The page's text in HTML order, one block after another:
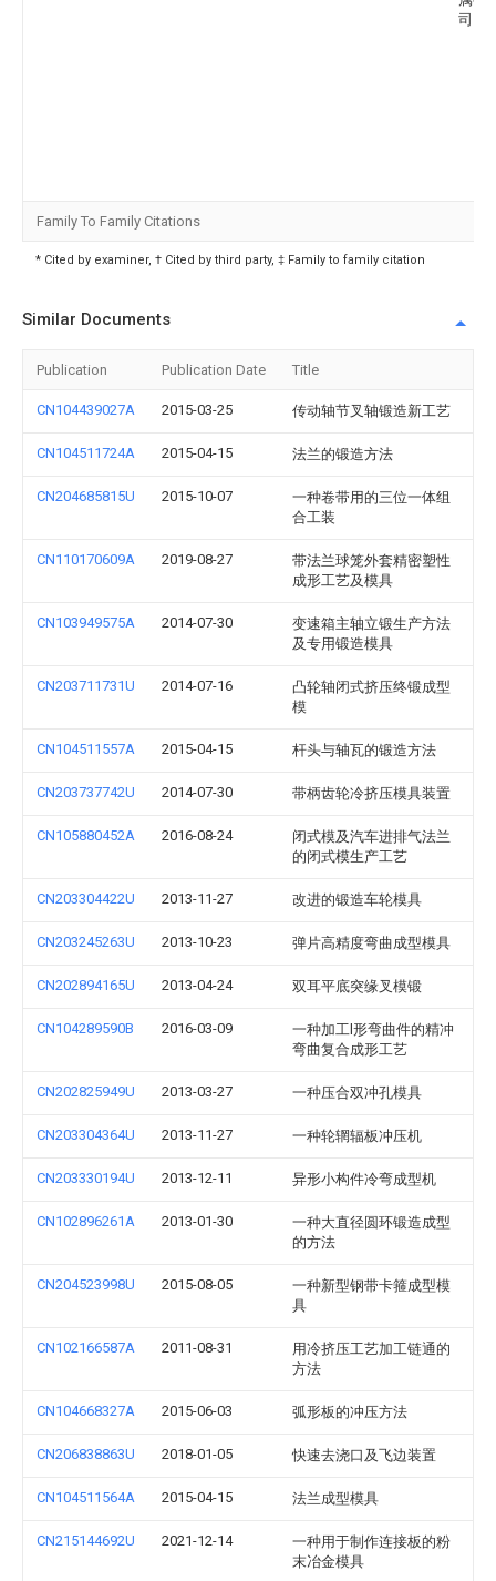
司
Family To Family Citations
* Cited by examiner, † Cited by third party, ‡ Family to family citation
Similar Documents
Publication Publication Date Title
CN104439027A 2015-03-25 传动轴节叉轴锻造新工艺
CN104511724A 2015-04-15 法兰的锻造方法
CN204685815U 2015-10-07
一种卷带用的三位一体组
合工装
CN110170609A 2019-08-27
带法兰球笼外套精密塑性
成形工艺及模具
CN103949575A 2014-07-30
变速箱主轴立锻生产方法
及专用锻造模具
CN203711731U 2014-07-16
凸轮轴闭式挤压终锻成型
模
CN104511557A 2015-04-15 杆头与轴瓦的锻造方法
CN203737742U 2014-07-30 带柄齿轮冷挤压模具装置
CN105880452A 2016-08-24
闭式模及汽车进排气法兰
的闭式模生产工艺
CN203304422U 2013-11-27 改进的锻造车轮模具
CN203245263U 2013-10-23 弹片高精度弯曲成型模具
CN202894165U 2013-04-24 双耳平底突缘叉模锻
CN104289590B 2016-03-09
一种加工l形弯曲件的精冲
弯曲复合成形工艺
CN202825949U 2013-03-27 一种压合双冲孔模具
CN203304364U 2013-11-27 一种轮辋辐板冲压机
CN203330194U 2013-12-11 异形小构件冷弯成型机
CN102896261A 2013-01-30
一种大直径圆环锻造成型
的方法
CN204523998U 2015-08-05
一种新型钢带卡箍成型模
具
CN102166587A 2011-08-31
用冷挤压工艺加工链通的
方法
CN104668327A 2015-06-03 弧形板的冲压方法
CN206838863U 2018-01-05 快速去浇口及飞边装置
CN104511564A 2015-04-15 法兰成型模具
CN215144692U 2021-12-14
一种用于制作连接板的粉
末冶金模具